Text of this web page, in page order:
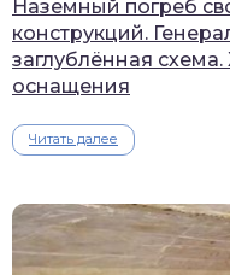
Наземный погреб
конструкций.
заглублённая
оснащения
Читать далее